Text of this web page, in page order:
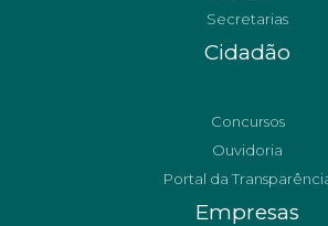
Secretarias
Cidadão
Concursos
Ouvidoria
Portal da
Empresas